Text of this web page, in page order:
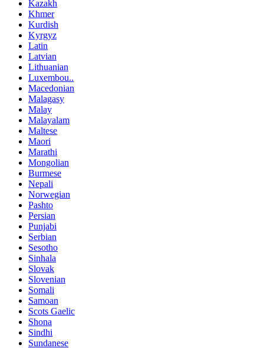
Kazakh
Khmer
Kurdish
Kyrgyz
Latin
Latvian
Lithuanian
Luxembou..
Macedonian
Malagasy
Malay
Malayalam
Maltese
Maori
Marathi
Mongolian
Burmese
Nepali
Norwegian
Pashto
Persian
Punjabi
Serbian
Sesotho
Sinhala
Slovak
Slovenian
Somali
Samoan
Scots Gaelic
Shona
Sindhi
Sundanese